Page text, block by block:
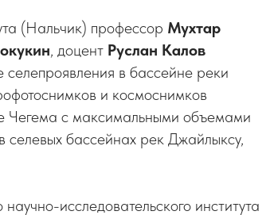
(Нальчик) профессор Мухтар
, доцент Руслан Калов
в бассейне реки
и космоснимков
Чегема с максимальными объемами
бассейнах рек Джайлыксу,
исследовательского института